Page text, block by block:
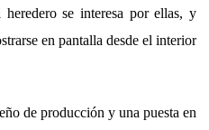
se interesa por ellas, y
en pantalla desde el interior
de producción y una puesta en